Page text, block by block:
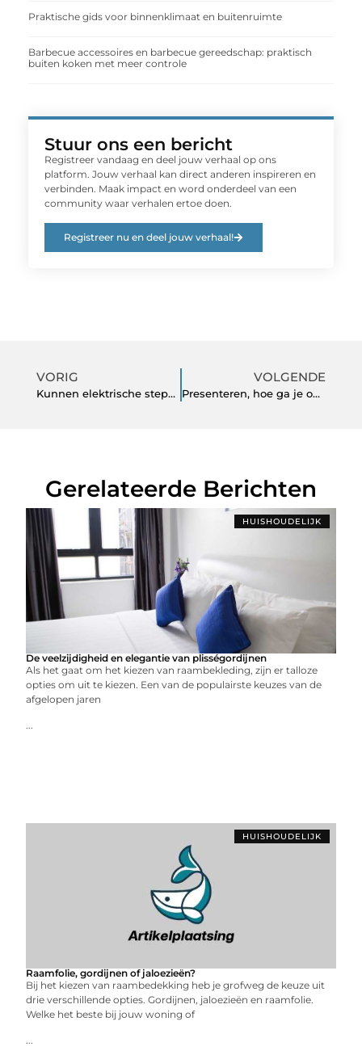
Praktische gids voor binnenklimaat en buitenruimte
Barbecue accessoires en barbecue gereedschap: praktisch
buiten koken met meer controle
Stuur ons een bericht
Registreer vandaag en deel jouw verhaal op ons
platform. Jouw verhaal kan direct anderen inspireren en
verbinden. Maak impact en word onderdeel van een
community waar verhalen ertoe doen.
Registreer nu en deel jouw verhaal!
VORIG
Kunnen elektrische steps heuvels op (wat fabrikanten niet willen dat u weet)
VOLGENDE
Presenteren, hoe ga je om met onverwachtse momenten?
Gerelateerde Berichten
HUISHOUDELIJK
De veelzijdigheid en elegantie van plisségordijnen
Als het gaat om het kiezen van raambekleding, zijn er talloze
opties om uit te kiezen. Een van de populairste keuzes van de
afgelopen jaren
...
HUISHOUDELIJK
Raamfolie, gordijnen of jaloezieën?
Bij het kiezen van raambedekking heb je grofweg de keuze uit
drie verschillende opties. Gordijnen, jaloezieën en raamfolie.
Welke het beste bij jouw woning of
...